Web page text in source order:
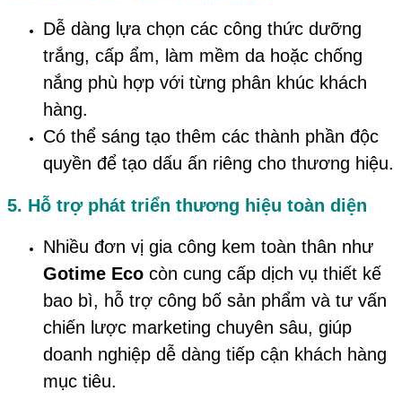
Dễ dàng lựa chọn các công thức dưỡng
trắng, cấp ẩm, làm mềm da hoặc chống
nắng phù hợp với từng phân khúc khách
hàng.
Có thể sáng tạo thêm các thành phần độc
quyền để tạo dấu ấn riêng cho thương hiệu.
5. Hỗ trợ phát triển thương hiệu toàn diện
Nhiều đơn vị gia công kem toàn thân như
Gotime Eco còn cung cấp dịch vụ thiết kế
bao bì, hỗ trợ công bố sản phẩm và tư vấn
chiến lược marketing chuyên sâu, giúp
doanh nghiệp dễ dàng tiếp cận khách hàng
mục tiêu.